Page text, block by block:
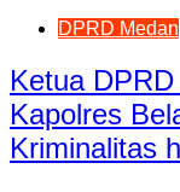
DPRD Medan
Ketua
Kapolres
Kriminalitas